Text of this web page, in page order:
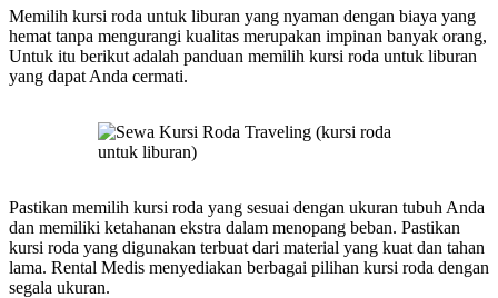
Memilih kursi roda untuk liburan yang nyaman dengan biaya yang
hemat tanpa mengurangi kualitas merupakan impinan banyak orang,
Untuk itu berikut adalah panduan memilih kursi roda untuk liburan
yang dapat Anda cermati.
Pastikan memilih kursi roda yang sesuai dengan ukuran tubuh Anda
dan memiliki ketahanan ekstra dalam menopang beban. Pastikan
kursi roda yang digunakan terbuat dari material yang kuat dan tahan
lama. Rental Medis menyediakan berbagai pilihan kursi roda dengan
segala ukuran.